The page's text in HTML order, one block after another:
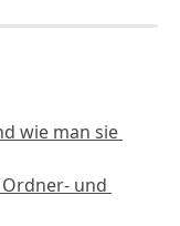
wie man sie
und